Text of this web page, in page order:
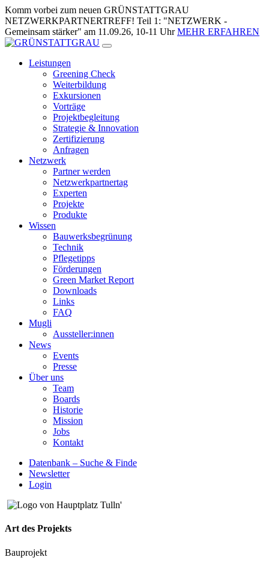
Zum
Inhalt
springen
Komm vorbei zum neuen GRÜNSTATTGRAU
NETZWERKPARTNERTREFF! Teil 1: "NETZWERK -
Gemeinsam stärker" am 11.09.26, 10-11 UhrMEHR ERFAHREN
Leistungen
Greening Check
Weiterbildung
Exkursionen
Vorträge
Projektbegleitung
Strategie & Innovation
Zertifizierung
Anfragen
Netzwerk
Partner werden
Netzwerkpartnertag
Experten
Projekte
Produkte
Wissen
Bauwerksbegrünung
Technik
Pflegetipps
Förderungen
Green Market Report
Downloads
Links
FAQ
Mugli
Aussteller:innen
News
Events
Presse
Über uns
Team
Boards
Historie
Mission
Jobs
Kontakt
Datenbank – Suche & Finde
Newsletter
Login
Art des Projekts
Bauprojekt